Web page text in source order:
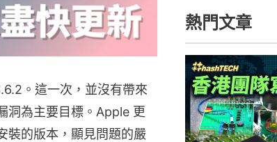
。這一次，並沒有帶來
洞為主要目標。Apple 更
裝的版本，顯見問題的嚴
熱門文章